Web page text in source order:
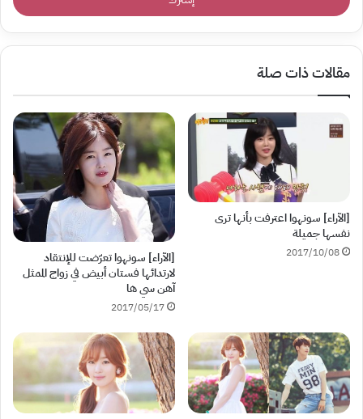
مقالات ذات صلة
[الآراء] سونهوا اعترفت بأنها ترى
نفسها جميلة
2017/10/08
[الآراء] سونهوا تعرّضت للإنتقاد
لارتدائها فستان أبيض في زواج الممثل
آهن سي ها
2017/05/17